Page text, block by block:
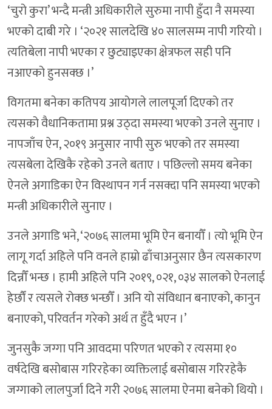
‘चुरो कुरा’ भन्दै मन्त्री अधिकारीले सुरुमा नापी हुँदा नै समस्या
भएको दाबी गरे । ‘२०२१ सालदेखि ४० सालसम्म नापी गरियो ।
त्यतिबेला नापी भएका र छुट्याइएका क्षेत्रफल सही पनि
नआएको हुनसक्छ ।’
विगतमा बनेका कतिपय आयोगले लालपूर्जा दिएको तर
त्यसको वैधानिकतामा प्रश्न उठ्दा समस्या भएको उनले सुनाए ।
नापजाँच ऐन, २०१९ अनुसार नापी सुरु भएको तर समस्या
त्यसबेला देखिकै रहेको उनले बताए । पछिल्लो समय बनेका
ऐनले अगाडिका ऐन विस्थापन गर्न नसक्दा पनि समस्या भएको
मन्त्री अधिकारीले सुनाए ।
उनले अगाडि भने, ‘२०७६ सालमा भूमि ऐन बनायौँ । त्यो भूमि ऐन
लागू गर्दा अहिले पनि वनले हाम्रो ढाँचाअनुसार छैन त्यसकारण
दिन्नौँ भन्छ । हामी अहिले पनि २०१९, ०२१, ०३४ सालको ऐनलाई
हेर्छौं र त्यसले रोक्छ भन्छौँ । अनि यो संविधान बनाएको, कानुन
बनाएको, परिवर्तन गरेको अर्थ त हुँदै भएन ।’
जुनसुकै जग्गा पनि आवदमा परिणत भएको र त्यसमा १०
वर्षदेखि बसोबास गरिरहेका व्यक्तिलाई बसोबास गरिरहेकै
जग्गाको लालपुर्जा दिने गरी २०७६ सालमा ऐनमा बनेको थियो ।